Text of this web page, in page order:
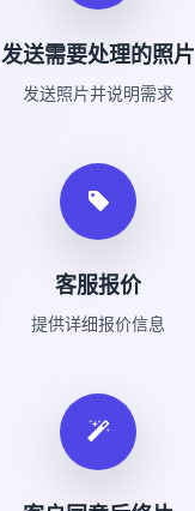
发送需要处理的照片
发送照片并说明需求
客服报价
提供详细报价信息